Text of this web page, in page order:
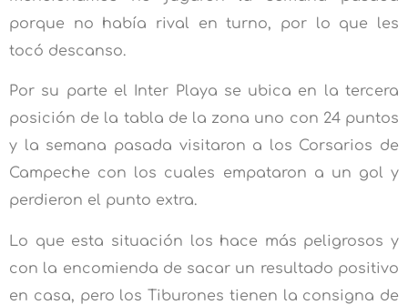
porque no había rival en turno, por lo que les
tocó descanso.
Por su parte el Inter Playa se ubica en la tercera
posición de la tabla de la zona uno con 24 puntos
y la semana pasada visitaron a los Corsarios de
Campeche con los cuales empataron a un gol y
perdieron el punto extra.
Lo que esta situación los hace más peligrosos y
con la encomienda de sacar un resultado positivo
en casa, pero los Tiburones tienen la consigna de